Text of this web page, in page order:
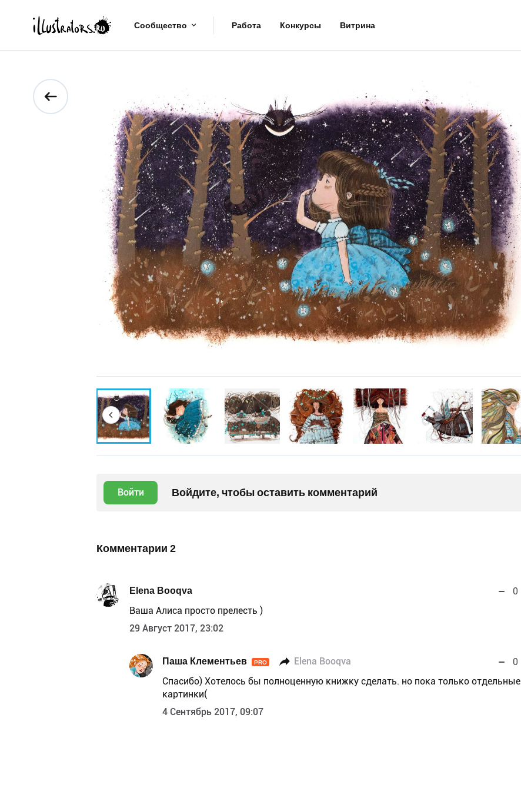
Сообщество Работа Конкурсы Витрина
Войти Войдите, чтобы оставить комментарий
Комментарии 2
Elena Booqva
0
Ваша Алиса просто прелесть )
29 Август 2017, 23:02
Паша Клементьев PRO Elena Booqva
0
Спасибо) Хотелось бы полноценную книжку сделать. но пока только отдельные
картинки(
4 Сентябрь 2017, 09:07